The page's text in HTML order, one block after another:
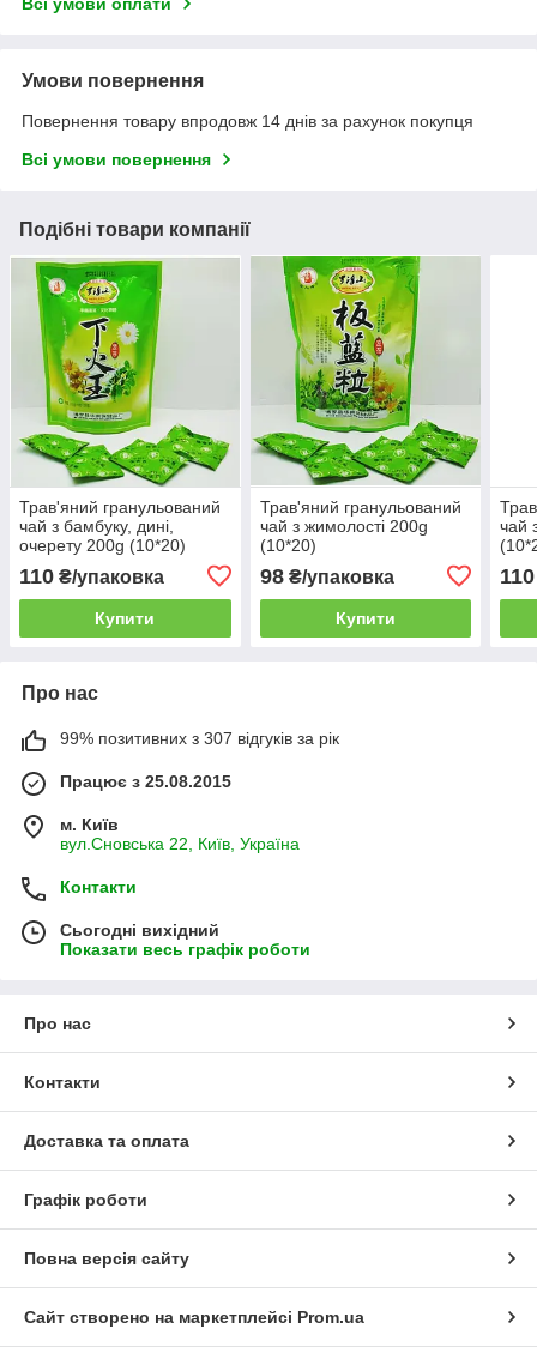
Всі умови оплати
Умови повернення
Повернення товару впродовж 14 днів за рахунок покупця
Всі умови повернення
Подібні товари компанії
Трав'яний гранульований
чай з бамбуку, дині,
очерету 200g (10*20)
110 ₴/упаковка
Купити
Трав'яний гранульований
чай з жимолості 200g
(10*20)
98₴/упаковка
Купити
чай
110
Про нас
99% позитивних з 307 відгуків за рік
Працює з 25.08.2015
м. Київ
вул.Сновська 22, Київ, Україна
Контакти
Сьогодні вихідний
Показати весь графік роботи
Про нас
Контакти
Доставка та оплата
Графік роботи
Повна версія сайту
Сайт створено на маркетплейсі Prom.ua